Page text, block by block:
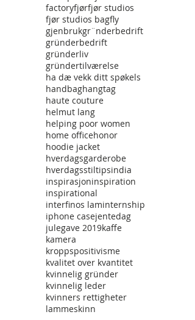
factoryfjørfjør studios
fjør studios bagfly
gjenbrukgr¨nderbedrift
gründerbedrift
gründerliv
gründertilværelse
ha dæ vekk ditt spøkels
handbaghangtag
haute couture
helmut lang
helping poor women
home officehonor
hoodie jacket
hverdagsgarderobe
hverdagsstiltipsindia
inspirasjoninspiration
inspirational
interfinos laminternship
iphone casejentedag
julegave 2019kaffe
kamera
kroppspositivisme
kvalitet over kvantitet
kvinnelig gründer
kvinnelig leder
kvinners rettigheter
lammeskinn